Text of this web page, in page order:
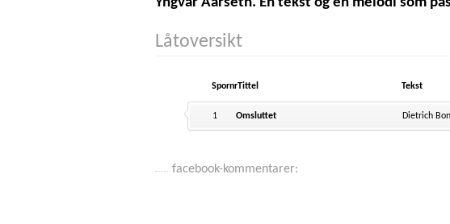
Låtoversikt
SpornrTittel Tekst
1 Omsluttet